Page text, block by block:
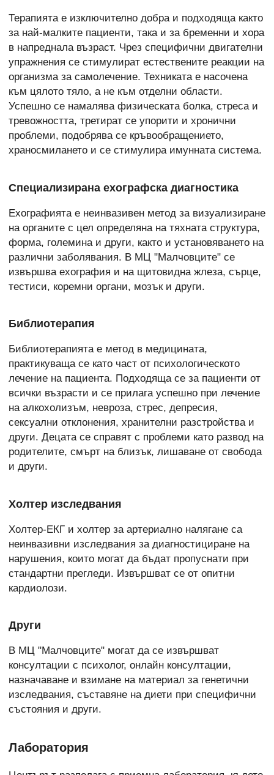
Терапията е изключително добра и подходяща както
за най-малките пациенти, така и за бременни и хора
в напреднала възраст. Чрез специфични двигателни
упражнения се стимулират естествените реакции на
организма за самолечение. Техниката е насочена
към цялото тяло, а не към отделни области.
Успешно се намалява физическата болка, стреса и
тревожността, третират се упорити и хронични
проблеми, подобрява се кръвообращението,
храносмилането и се стимулира имунната система.
Специализирана ехографска диагностика
Ехографията е неинвазивен метод за визуализиране
на органите с цел определяна на тяхната структура,
форма, големина и други, както и установяването на
различни заболявания. В МЦ "Малчовците" се
извършва ехография и на щитовидна жлеза, сърце,
тестиси, коремни органи, мозък и други.
Библиотерапия
Библиотерапията е метод в медицината,
практикуваща се като част от психологическото
лечение на пациента. Подходяща се за пациенти от
всички възрасти и се прилага успешно при лечение
на алкохолизъм, невроза, стрес, депресия,
сексуални отклонения, хранителни разстройства и
други. Децата се справят с проблеми като развод на
родителите, смърт на близък, лишаване от свобода
и други.
Холтер изследвания
Холтер-ЕКГ и холтер за артериално налягане са
неинвазивни изследвания за диагностициране на
нарушения, които могат да бъдат пропуснати при
стандартни прегледи. Извършват се от опитни
кардиолози.
Други
В МЦ "Малчовците" могат да се извършват
консултации с психолог, онлайн консултации,
назначаване и взимане на материал за генетични
изследвания, съставяне на диети при специфични
състояния и други.
Лаборатория